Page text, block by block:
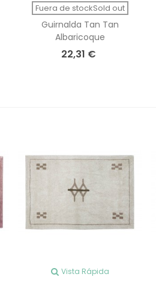
Fuera de stockSold out
Guirnalda Tan Tan
Albaricoque
22,31 €
Vista Rápida